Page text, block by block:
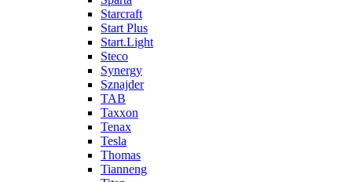
Starcraft
Start Plus
Start.Light
Steco
Synergy
Sznajder
TAB
Taxxon
Tenax
Tesla
Thomas
Tianneng